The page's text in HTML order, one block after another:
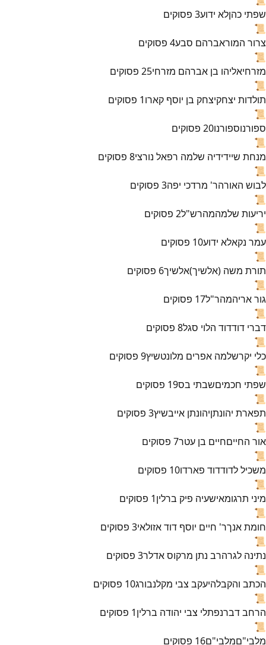
שפתי כהןלא ידוע3 פסוקים
📜
צרור המוראברהם סבע4 פסוקים
📜
מזרחיאליהו בן אברהם מזרחי25 פסוקים
📜
תולדות יצחקיצחק בן יוסף קארו1 פסוקים
📜
ספורנוספורנו20 פסוקים
📜
מנחת שיידידיה שלמה רפאל נורצי8 פסוקים
📜
לבוש האורהר' מרדכי יפה3 פסוקים
📜
יריעות שלמהמהרש"ל2 פסוקים
📜
עמר נקאלא ידוע10 פסוקים
📜
תורת משה (אלשיך)אלשיך6 פסוקים
📜
גור אריהמהר"ל17 פסוקים
📜
דברי דודדוד הלוי סגל8 פסוקים
📜
כלי יקרשלמה אפרים מלונטשיץ9 פסוקים
📜
שפתי חכמיםשבתי בס19 פסוקים
📜
תפארת יהונתןיהונתן אייבשיץ3 פסוקים
📜
אור החייםחיים בן עטר7 פסוקים
📜
משכיל לדודדוד פארדו10 פסוקים
📜
מיני תרגומאישעיה פיק ברלין1 פסוקים
📜
חומת אנךר' חיים יוסף דוד אזולאי3 פסוקים
📜
נתינה לגרהרב נתן מרקוס אדלר3 פסוקים
📜
הכתב והקבלהיעקב צבי מקלנבורג10 פסוקים
📜
הרחב דברנפתלי צבי יהודה ברלין1 פסוקים
📜
מלבי"םמלבי"ם16 פסוקים